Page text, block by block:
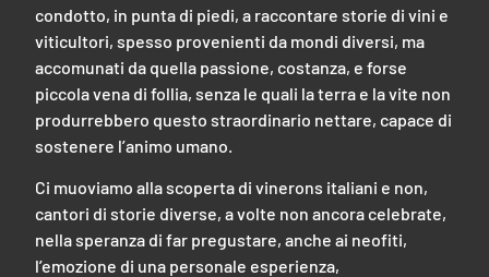
condotto, in punta di piedi, a raccontare storie di vini e
viticultori, spesso provenienti da mondi diversi, ma
accomunati da quella passione, costanza, e forse
piccola vena di follia, senza le quali la terra e la vite non
produrrebbero questo straordinario nettare, capace di
sostenere l’animo umano.
Ci muoviamo alla scoperta di vinerons italiani e non,
cantori di storie diverse, a volte non ancora celebrate,
nella speranza di far pregustare, anche ai neofiti,
l’emozione di una personale esperienza,